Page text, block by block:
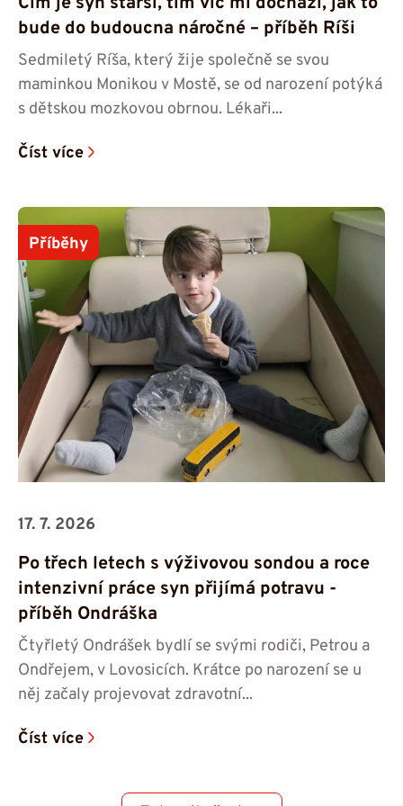
bude do budoucna náročné – příběh Ríši
Sedmiletý Ríša, který žije společně se svou
maminkou Monikou v Mostě, se od narození potýká
s dětskou mozkovou obrnou. Lékaři...
Číst více
Příběhy
17. 7. 2026
Po třech letech s výživovou sondou a roce
intenzivní práce syn přijímá potravu -⁠⁠⁠⁠⁠⁠
příběh Ondráška
Čtyřletý Ondrášek bydlí se svými rodiči, Petrou a
Ondřejem, v Lovosicích. Krátce po narození se u
něj začaly projevovat zdravotní...
Číst více